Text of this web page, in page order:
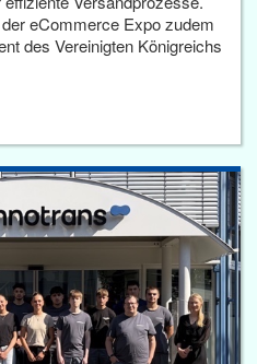
eCommerce Expo zudem
des Vereinigten Königreichs